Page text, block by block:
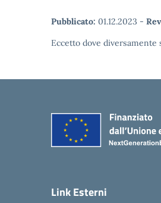
Pubblicato: 01.12.2023 -
Eccetto dove
Link Esterni